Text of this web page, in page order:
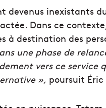
devenus inexistants
Dans ce
à destination des
une phase de
vers ce service
», poursuit